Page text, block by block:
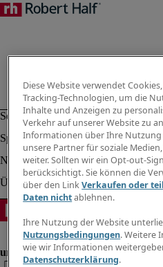
Diese Website verwendet
Tracking-Technologien, um die
Inhalte und Anzeigen zu
Verkehr auf unserer Website zu
Informationen über Ihre Nutzung
unsere Partner für soziale
weiter. Sollten wir ein Opt-out-
berücksichtigt. Sie können die
über den LinkVerkaufen oder
Daten nichtablehnen.
Ihre Nutzung der Website
Nutzungsbedingungen. Weitere
wie wir Informationen
Datenschutzerklärung.